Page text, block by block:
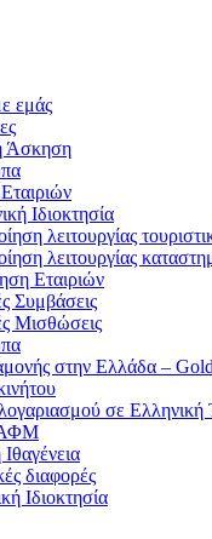
εμάς
Άσκηση
Ιδιοκτησία
λειτουργίας
λειτουργίας
Εταιριών
Συμβάσεις
Μισθώσεις
στην Ελλάδα –
σε Ελληνική
διαφορές
Ιδιοκτησία